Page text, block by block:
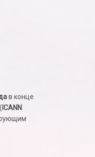
в конце
ICANN